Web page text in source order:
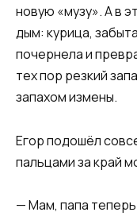
новую «музу». А в
дым: курица,
почернела и
тех пор резкий
запахом измены.
Егор подошёл
пальцами за край
— Мам, папа